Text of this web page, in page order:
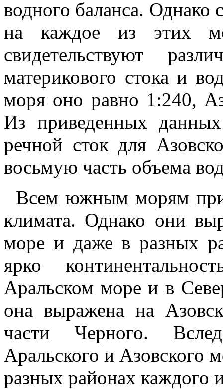
водного баланса. Однако
на каждое из этих
свидетельствуют
материкового стока и
моря оно равно 1:240,
Из приведенных
речной сток для
восьмую часть объема
Всем южным морям
климата. Однако они
море и даже в разных
ярко
Аральском море и в
она выражена на
части Черного.
Аральского и Азовского
разных районах каждого